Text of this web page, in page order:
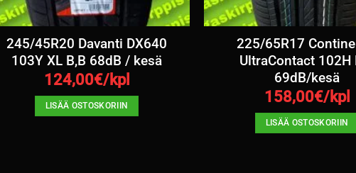
245/45R20 Davanti DX640
103Y XL B,B 68dB / kesä
124,00€/kpl
LISÄÄ OSTOSKORIIN
225/65R17
UltraContact 102H
69dB/kesä
158,00€/kpl
LISÄÄ OSTOSKORIIN